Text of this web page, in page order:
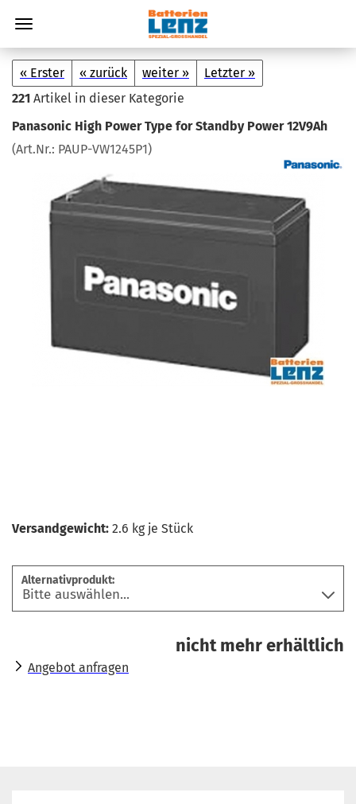
« Erster « zurück weiter »
Letzter »
221 Artikel in dieser Kategorie
Pa­na­so­nic High Power Type for Stand­by Power 12V9Ah
(Art.Nr.: PAUP-​VW1245P1)
Versandgewicht: 2.6 kg je Stück
Alternativprodukt:
nicht mehr erhältlich
Angebot anfragen